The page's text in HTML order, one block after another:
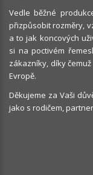
Vedle běžné
přizpůsobit rozměry,
a to jak koncových
si na poctivém
zákazníky, díky
Evropě.
Děkujeme za Vaši
jako s rodičem,